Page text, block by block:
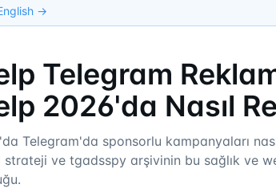
→
Telegram
2026'da Nasıl
Telegram'da sponsorlu kampanyaları
ve tgadsspy arşivinin bu sağlık ve